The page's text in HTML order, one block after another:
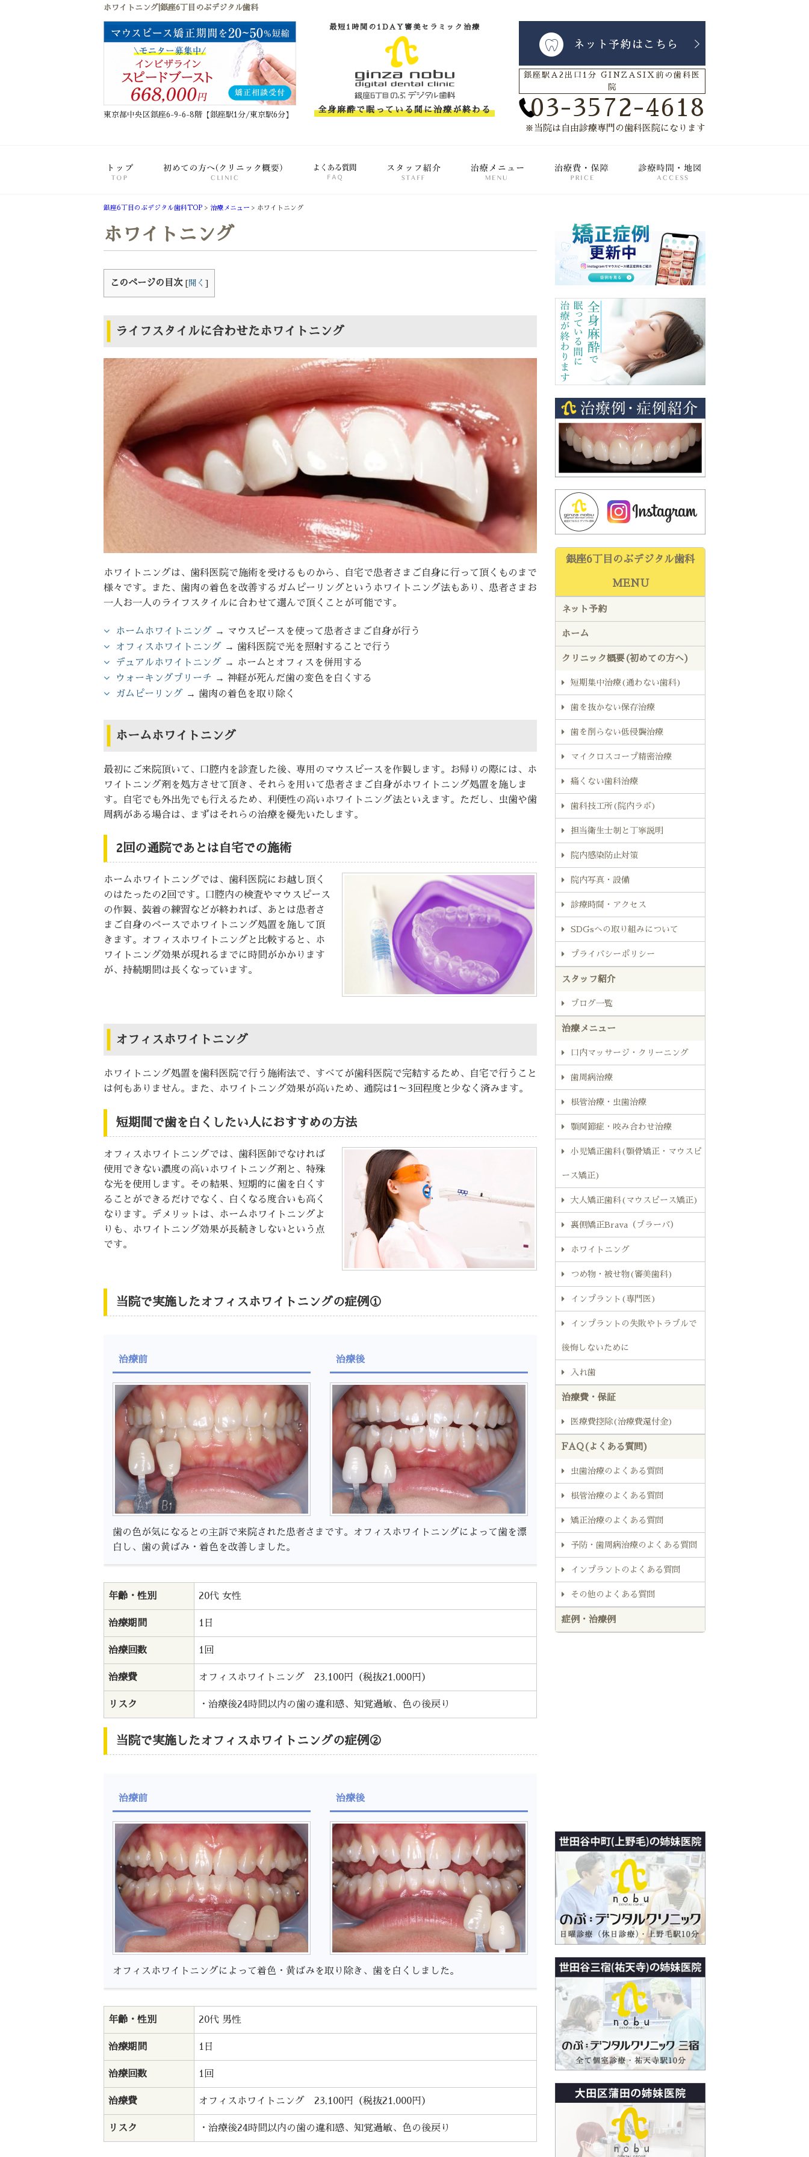
ホワイトニング|銀座6丁目のぶデジタル歯科
東京都中央区銀座6-9-6-8階【銀座駅1分/東京駅6分】
最短1時間の1DAY審美セラミック治療
全身麻酔で眠っている間に治療が終わる
銀座駅A2出口1分 GINZASIX前の歯科医
院
03-3572-4618
※当院は自由診療専門の歯科医院になります
ホーム クリニック概要(初めての方へ)
FAQ(よくある質問) スタッフ紹介 治療メニュー 治療費・保証
銀座6丁目のぶデジタル歯科TOP > 治療メニュー > ホワイトニング
ホワイトニング
このページの目次 [開く ]
ライフスタイルに合わせたホワイトニング
ホワイトニングは、歯科医院で施術を受けるものから、自宅で患者さまご自身に行って頂くものまで
様々です。また、歯肉の着色を改善するガムピーリングというホワイトニング法もあり、患者さまお
一人お一人のライフスタイルに合わせて選んで頂くことが可能です。
ホームホワイトニング → マウスピースを使って患者さまご自身が行う
オフィスホワイトニング → 歯科医院で光を照射することで行う
デュアルホワイトニング → ホームとオフィスを併用する
ウォーキングブリーチ → 神経が死んだ歯の変色を白くする
ガムピーリング → 歯肉の着色を取り除く
ホームホワイトニング
最初にご来院頂いて、口腔内を診査した後、専用のマウスピースを作製します。お帰りの際には、ホ
ワイトニング剤を処方させて頂き、それらを用いて患者さまご自身がホワイトニング処置を施しま
す。自宅でも外出先でも行えるため、利便性の高いホワイトニング法といえます。ただし、虫歯や歯
周病がある場合は、まずはそれらの治療を優先いたします。
2回の通院であとは自宅での施術
ホームホワイトニングでは、歯科医院にお越し頂く
のはたったの2回です。口腔内の検査やマウスピース
の作製、装着の練習などが終われば、あとは患者さ
まご自身のペースでホワイトニング処置を施して頂
きます。オフィスホワイトニングと比較すると、ホ
ワイトニング効果が現れるまでに時間がかかります
が、持続期間は長くなっています。
オフィスホワイトニング
ホワイトニング処置を歯科医院で行う施術法で、すべてが歯科医院で完結するため、自宅で行うこと
は何もありません。また、ホワイトニング効果が高いため、通院は1～3回程度と少なく済みます。
短期間で歯を白くしたい人におすすめの方法
オフィスホワイトニングでは、歯科医師でなければ
使用できない濃度の高いホワイトニング剤と、特殊
な光を使用します。その結果、短期的に歯を白くす
ることができるだけでなく、白くなる度合いも高く
なります。デメリットは、ホームホワイトニングよ
りも、ホワイトニング効果が長続きしないという点
です。
当院で実施したオフィスホワイトニングの症例①
治療前 治療後
歯の色が気になるとの主訴で来院された患者さまです。オフィスホワイトニングによって歯を漂
白し、歯の黄ばみ・着色を改善しました。
年齢・性別 20代 女性
治療期間 1日
治療回数 1回
治療費 オフィスホワイトニング 23,100円 （税抜21,000円 ）
リスク ・治療後24時間以内の歯の違和感、知覚過敏、色の後戻り
当院で実施したオフィスホワイトニングの症例②
治療前 治療後
オフィスホワイトニングによって着色・黄ばみを取り除き、歯を白くしました。
年齢・性別 20代 男性
治療期間 1日
治療回数 1回
治療費 オフィスホワイトニング 23,100円（税抜21,000円）
リスク ・治療後24時間以内の歯の違和感、知覚過敏、色の後戻り
銀座6丁目のぶデジタル歯科
MENU
ネット予約
ホーム
クリニック概要(初めての方へ)
短期集中治療(通わない歯科)
歯を抜かない保存治療
歯を削らない低侵襲治療
マイクロスコープ精密治療
痛くない歯科治療
歯科技工所(院内ラボ)
担当衛生士制と丁寧説明
院内感染防止対策
院内写真・設備
診療時間・アクセス
SDGsへの取り組みについて
プライバシーポリシー
スタッフ紹介
ブログ一覧
治療メニュー
口内マッサージ・クリーニング
歯周病治療
根管治療・虫歯治療
顎関節症・咬み合わせ治療
小児矯正歯科(顎骨矯正・マウスピ
ース矯正)
大人矯正歯科(マウスピース矯正)
裏側矯正Brava（ブラーバ）
ホワイトニング
つめ物・被せ物(審美歯科)
インプラント(専門医)
インプラントの失敗やトラブルで
後悔しないために
入れ歯
治療費・保証
医療費控除(治療費還付金)
FAQ(よくある質問)
虫歯治療のよくある質問
根管治療のよくある質問
矯正治療のよくある質問
予防・歯周病治療のよくある質問
インプラントのよくある質問
その他のよくある質問
症例・治療例